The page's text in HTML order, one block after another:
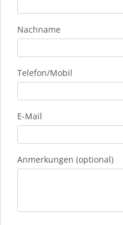
Nachname
Telefon/Mobil
E-Mail
Anmerkungen (optional)